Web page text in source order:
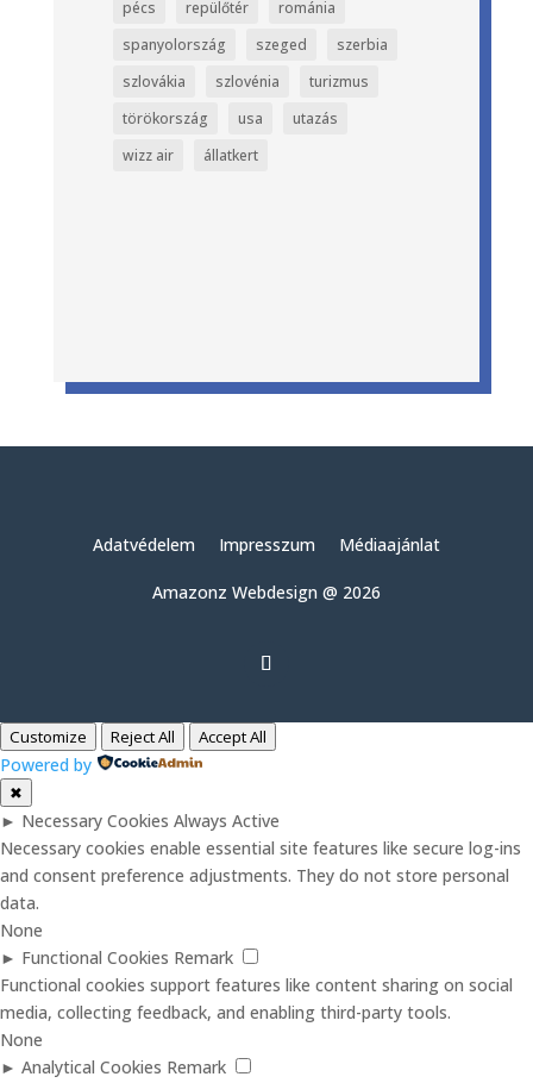
pécs
repülőtér
románia
spanyolország
szeged
szerbia
szlovákia
szlovénia
turizmus
törökország
usa
utazás
wizz air
állatkert
Adatvédelem Impresszum Médiaajánlat
Amazonz Webdesign @ 2026
Customize Reject All Accept All
Powered by
✖
► Necessary Cookies Always Active
Necessary cookies enable essential site features like secure log-ins
and consent preference adjustments. They do not store personal
data.
None
► Functional Cookies Remark
Functional cookies support features like content sharing on social
media, collecting feedback, and enabling third-party tools.
None
► Analytical Cookies Remark